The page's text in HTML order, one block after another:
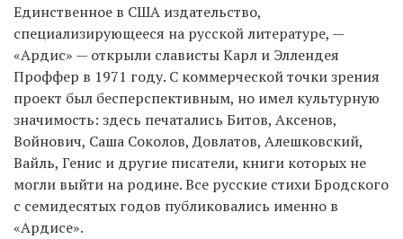
Единственное в США издательство,
специализирующееся на русской литературе, —
«Ардис» — открыли слависты Карл и Эллендея
Проффер в 1971 году. С коммерческой точки зрения
проект был бесперспективным, но имел культурную
значимость: здесь печатались Битов, Аксенов,
Войнович, Саша Соколов, Довлатов, Алешковский,
Вайль, Генис и другие писатели, книги которых не
могли выйти на родине. Все русские стихи Бродского
с семидесятых годов публиковались именно в
«Ардисе».